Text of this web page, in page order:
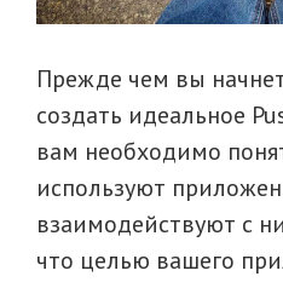
Прежде чем вы
создать идеальное
вам необходимо
используют
взаимодействуют с
что целью вашего